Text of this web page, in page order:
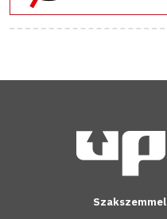
Szakszemmel